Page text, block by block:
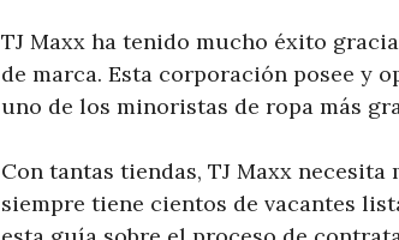
TJ Maxx ha tenido mucho éxito
de marca. Esta corporación posee y
uno de los minoristas de ropa más
Con tantas tiendas, TJ Maxx necesita
siempre tiene cientos de vacantes